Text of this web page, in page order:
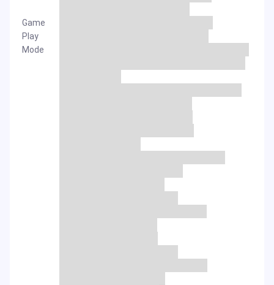
Game
Play
Mode